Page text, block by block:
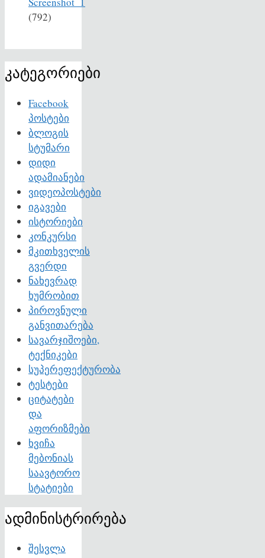
(792)
კატეგორიები
Facebook
პოსტები
ბლოგის
სტუმარი
დიდი
ადამიანები
ვიდეოპოსტები
იგავები
ისტორიები
კონკურსი
მკითხველის
გვერდი
ნახევრად
ხუმრობით
პიროვნული
განვითარება
სავარჯიშოები,
ტექნიკები
სუპერეფექტურობა
ტესტები
ციტატები
და
აფორიზმები
ხვიჩა
მებონიას
საავტორო
სტატიები
ადმინისტრირება
შესვლა